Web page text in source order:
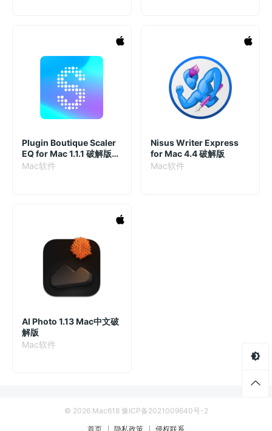
Plugin Boutique Scaler
EQ for Mac 1.1.1 破解版
均衡器插件
Mac软件
Nisus Writer Express
for Mac 4.4 破解版
Mac软件
AI Photo 1.13 Mac中文破
解版
Mac软件
© 2026 Mac618 豫ICP备2021009640号-2
首页
隐私政策 侵权联系